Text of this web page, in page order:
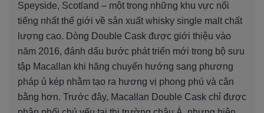
Speyside, Scotland – một trong những khu vực nổi
tiếng nhất thế giới về sản xuất whisky single malt chất
lượng cao. Dòng Double Cask được giới thiệu vào
năm 2016, đánh dấu bước phát triển mới trong bộ sưu
tập Macallan khi hãng chuyển hướng sang phương
pháp ủ kép nhằm tạo ra hương vị phong phú và cân
bằng hơn. Trước đây, Macallan Double Cask chỉ được